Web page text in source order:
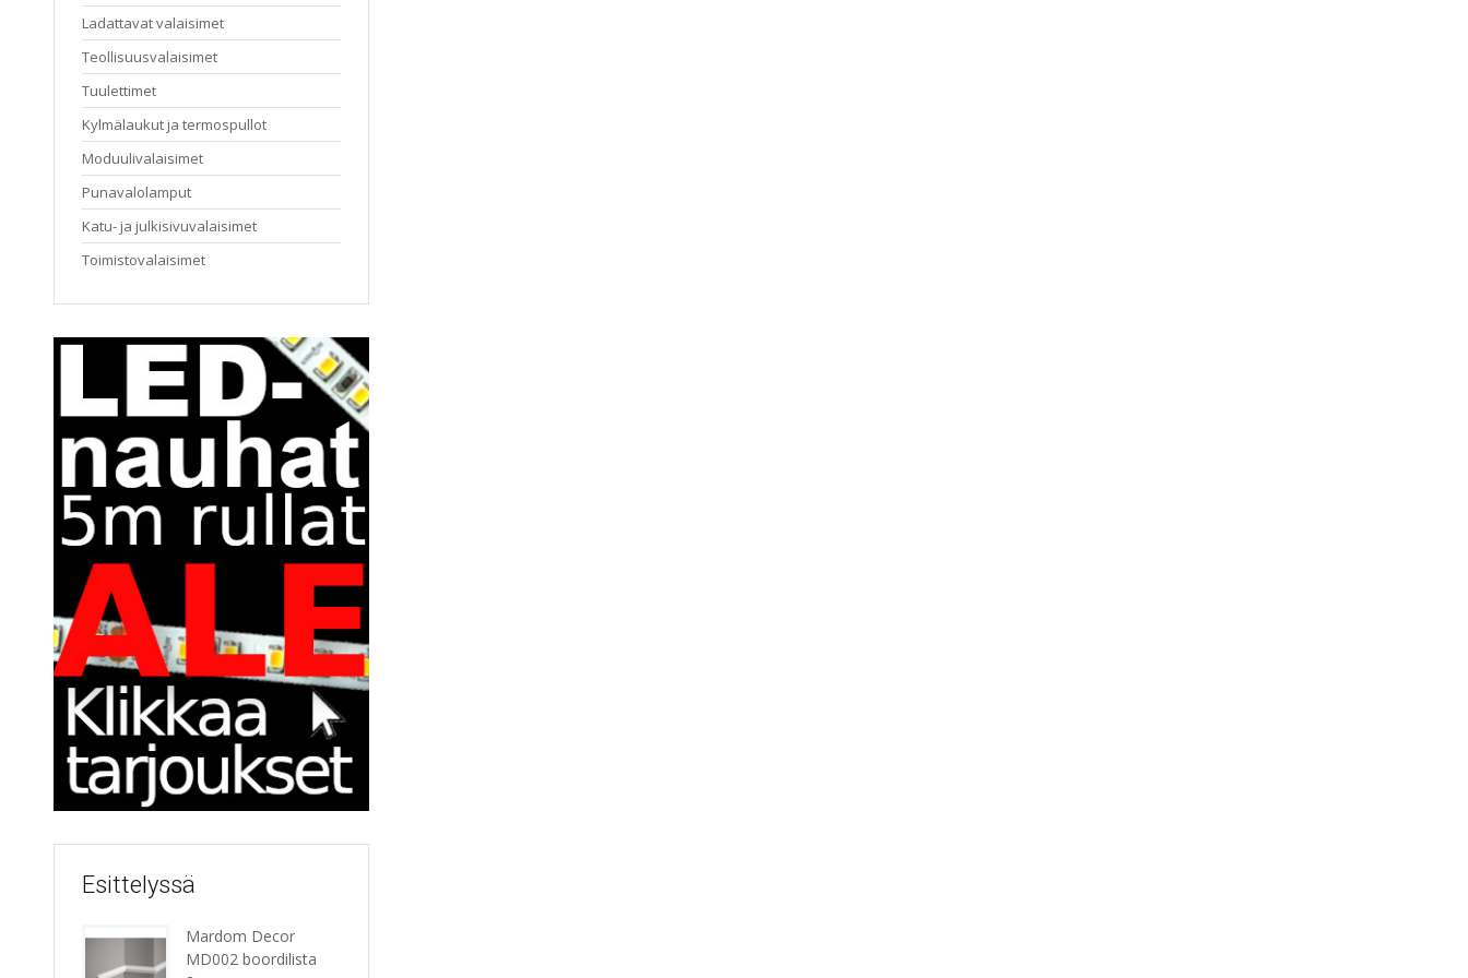
Ladattavat valaisimet
Teollisuusvalaisimet
Tuulettimet
Kylmälaukut ja termospullot
Moduulivalaisimet
Punavalolamput
Katu- ja julkisivuvalaisimet
Toimistovalaisimet
Esittelyssä
Mardom Decor
MD002 boordilista